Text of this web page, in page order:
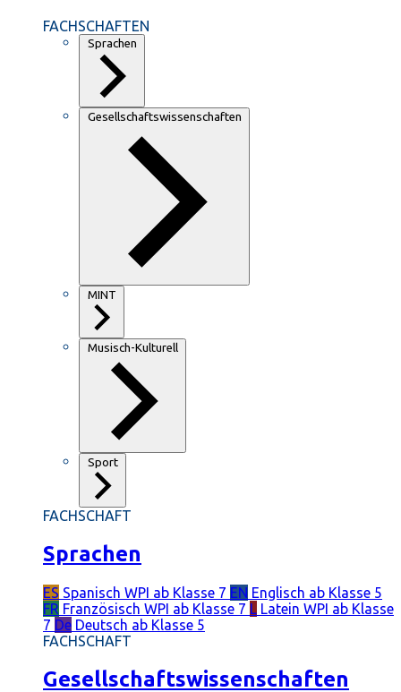
FACHSCHAFTEN
Sprachen
Gesellschaftswissenschaften
MINT
Musisch-Kulturell
Sport
FACHSCHAFT
Sprachen
ES Spanisch WPI ab Klasse 7 EN Englisch ab Klasse 5
FR Französisch WPI ab Klasse 7 L Latein WPI ab Klasse
7 De Deutsch ab Klasse 5
FACHSCHAFT
Gesellschaftswissenschaften